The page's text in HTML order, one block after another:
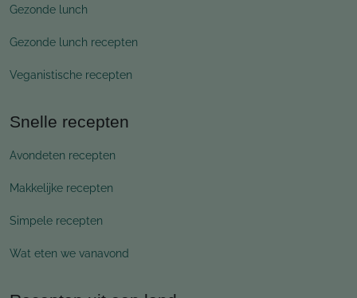
Gezonde lunch
Gezonde lunch recepten
Veganistische recepten
Snelle recepten
Avondeten recepten
Makkelijke recepten
Simpele recepten
Wat eten we vanavond